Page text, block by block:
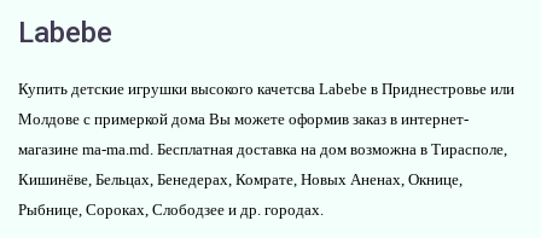
Labebe
Купить детские игрушки высокого качетсва Labebe в Приднестровье или
Молдове с примеркой дома Вы можете оформив заказ в интернет-
магазине ma-ma.md. Бесплатная доставка на дом возможна в Тирасполе,
Кишинёве, Бельцах, Бенедерах, Комрате, Новых Аненах, Окнице,
Рыбнице, Сороках, Слободзее и др. городах.